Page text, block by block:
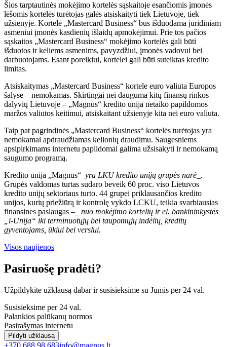
Šios tarptautinės mokėjimo kortelės sąskaitoje esančiomis įmonės
lėšomis kortelės turėtojas galės atsiskaityti tiek Lietuvoje, tiek
užsienyje. Kortelė „Mastercard Business“ bus išduodama juridiniam
asmeniui įmonės kasdienių išlaidų apmokėjimui. Prie tos pačios
sąskaitos „Mastercard Business“ mokėjimo kortelės gali būti
išduotos ir keliems asmenims, pavyzdžiui, įmonės vadovui bei
darbuotojams. Esant poreikiui, kortelei gali būti suteiktas kredito
limitas.
Atsiskaitymas „Mastercard Business“ kortele euro valiuta Europos
šalyse – nemokamas. Skirtingai nei dauguma kitų finansų rinkos
dalyvių Lietuvoje – „Magnus“ kredito unija netaiko papildomos
maržos valiutos keitimui, atsiskaitant užsienyje kita nei euro valiuta.
Taip pat pagrindinės „Mastercard Business“ kortelės turėtojas yra
nemokamai apdraudžiamas kelionių draudimu. Saugesniems
apsipirkimams internetu papildomai galima užsisakyti ir nemokamą
saugumo programą.
Kredito unija „Magnus“ yra LKU kredito unijų grupės narė _.
Grupės valdomas turtas sudaro beveik 60 proc. viso Lietuvos
kredito unijų sektoriaus turto. 44 grupei priklausančios kredito
unijos, kurių priežiūrą ir kontrolę vykdo LCKU, teikia svarbiausias
finansines paslaugas –_ nuo mokėjimo kortelių ir el. bankininkystės
„i-Unija“ iki terminuotųjų bei taupomųjų indėlių, kreditų
gyventojams, ūkiui bei verslui.
Visos naujienos
Pasiruošę pradėti?
Užpildykite užklausą dabar ir susisieksime su Jumis per 24 val.
Susisieksime per 24 val.
Palankios palūkanų normos
Pasirašymas internetu
Pildyti užklausą